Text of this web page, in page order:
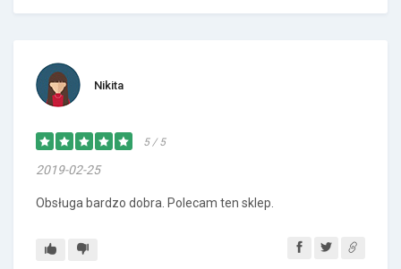
Nikita
5 / 5
2019-02-25
Obsługa bardzo dobra. Polecam ten sklep.